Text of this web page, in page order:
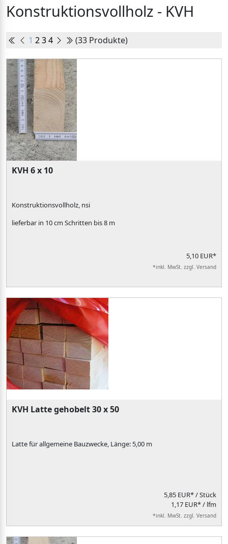
Konstruktionsvollholz - KVH
1 234 (33 Produkte)
KVH 6 x 10
Konstruktionsvollholz, nsi
lieferbar in 10 cm Schritten bis 8 m
5,10 EUR*
*inkl. MwSt. zzgl. Versand
KVH Latte gehobelt 30 x 50
Latte für allgemeine Bauzwecke, Länge: 5,00 m
5,85 EUR*/ Stück
1,17 EUR* / lfm
*inkl. MwSt. zzgl. Versand